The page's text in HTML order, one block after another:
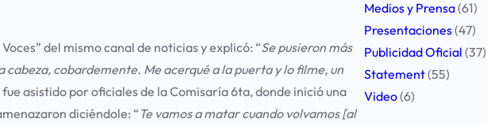
del mismo canal de noticias y explicó: “Se pusieron más
cobardemente. Me acerqué a la puerta y lo filme, un
fue asistido por oficiales de la Comisaría 6ta, donde inició una
diciéndole: “ Te vamos a matar cuando volvamos [al
Medios y Prensa(61)
Presentaciones(47)
Publicidad Oficial (37)
Statement(55)
Video(6)